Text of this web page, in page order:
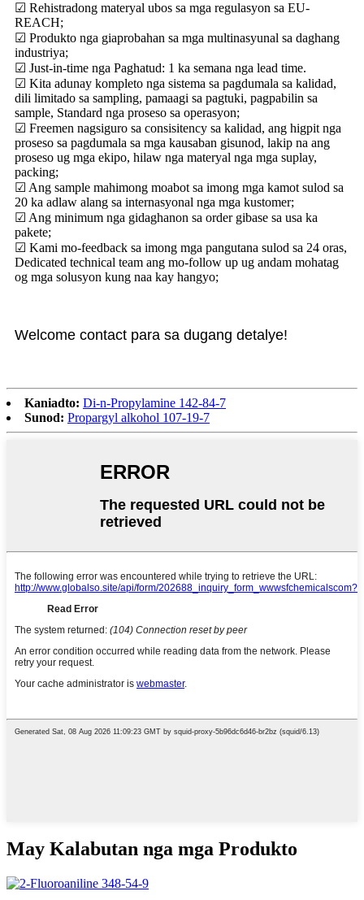
☑ Rehistradong materyal ubos sa mga regulasyon sa EU-
REACH;
☑ Produkto nga giaprobahan sa mga multinasyunal sa daghang
industriya;
☑ Just-in-time nga Paghatud: 1 ka semana nga lead time.
☑ Kita adunay kompleto nga sistema sa pagdumala sa kalidad,
dili limitado sa sampling, pamaagi sa pagtuki, pagpabilin sa
sample, Standard nga proseso sa operasyon;
☑ Freemen nagsiguro sa consisitency sa kalidad, ang higpit nga
proseso sa pagdumala sa mga kausaban gisunod, lakip na ang
proseso ug mga ekipo, hilaw nga materyal nga mga suplay,
packing;
☑ Ang sample mahimong moabot sa imong mga kamot sulod sa
20 ka adlaw alang sa internasyonal nga mga kustomer;
☑ Ang minimum nga gidaghanon sa order gibase sa usa ka
pakete;
☑ Kami mo-feedback sa imong mga pangutana sulod sa 24 oras,
Dedicated technical team ang mo-follow up ug andam mohatag
og mga solusyon kung naa kay hangyo;
Welcome contact para sa dugang detalye!
Kaniadto: Di-n-Propylamine 142-84-7
Sunod: Propargyl alkohol 107-19-7
May Kalabutan nga mga Produkto